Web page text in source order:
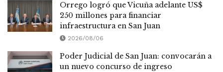
Orrego logró que Vicuña adelante US$
250 millones para financiar
infraestructura en San Juan
2026/08/06
Poder Judicial de San Juan: convocarán a
un nuevo concurso de ingreso